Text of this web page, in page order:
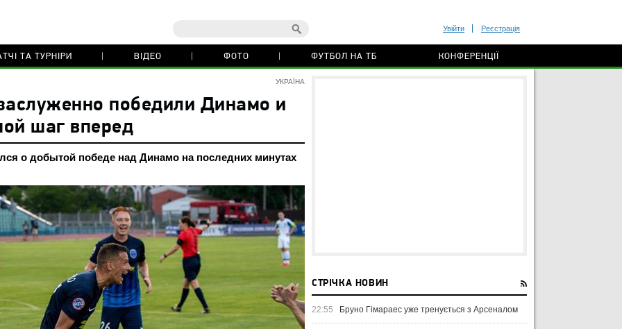
Увійти Реєстрація
ТА ТУРНІРИ ВІДЕО ФОТО ФУТБОЛ НА ТБ КОНФЕРЕНЦІЇ
УКРАЇНА
победили Динамо и
шаг вперед
о добытой победе над Динамо на последних минутах
СТРІЧКА НОВИН
22:55 Бруно Гімараес уже тренується з Арсеналом